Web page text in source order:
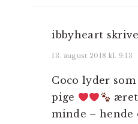
ibbyheart
13. august 2018 kl. 9:13
Coco lyder
pige
minde – hende